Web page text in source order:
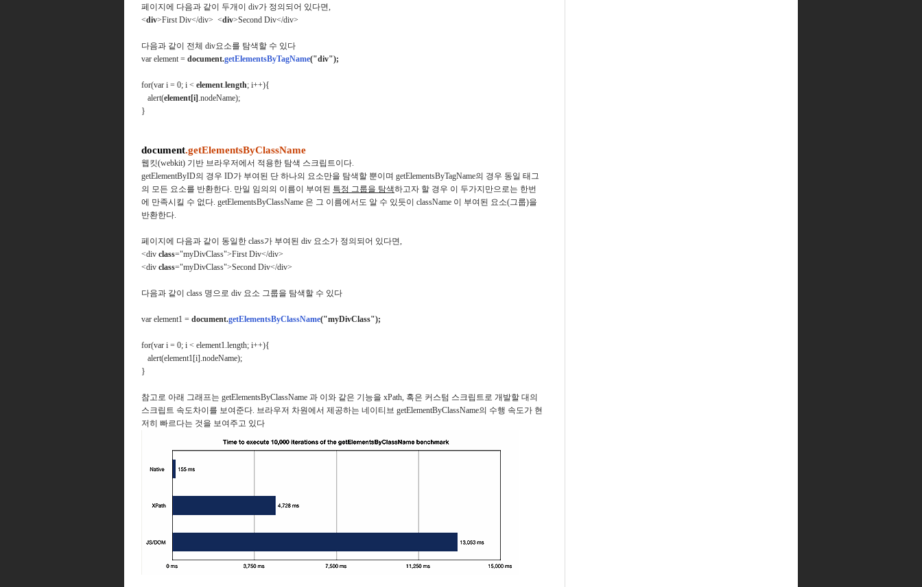
페이지에 다음과 같이 두개이 div가 정의되어 있다면,
<div>First Div</div> <div>Second Div</div>
다음과 같이 전체 div요소를 탐색할 수 있다
var element = document.getElementsByTagName("div");
for(var i = 0; i < element.length; i++){
alert(element[i] .nodeName);
}
document.getElementsByClassName
웹킷(webkit) 기반 브라우저에서 적용한 탐색 스크립트이다.
getElementByID의 경우 ID가 부여된 단 하나의 요소만을 탐색할 뿐이며 getElementsByTagName의 경우 동일 태그
의 모든 요소를 반환한다. 만일 임의의 이름이 부여된 특정 그룹을 탐색하고자 할 경우 이 두가지만으로는 한번
에 만족시킬 수 없다. getElementsByClassName 은 그 이름에서도 알 수 있듯이 className 이 부여된 요소(그룹)을
반환한다.
페이지에 다음과 같이 동일한 class가 부여된 div 요소가 정의되어 있다면,
<div class="myDivClass">First Div</div>
<div class="myDivClass">Second Div</div>
다음과 같이 class 명으로 div 요소 그룹을 탐색할 수 있다
var element1 = document.getElementsByClassName("myDivClass");
for(var i = 0; i < element1.length; i++){
alert(element1[i].nodeName);
}
참고로 아래 그래프는 getElementsByClassName 과 이와 같은 기능을 xPath, 혹은 커스텀 스크립트로 개발할 대의
스크립트 속도차이를 보여준다. 브라우저 차원에서 제공하는 네이티브 getElementByClassName의 수행 속도가 현
저히 빠르다는 것을 보여주고 있다